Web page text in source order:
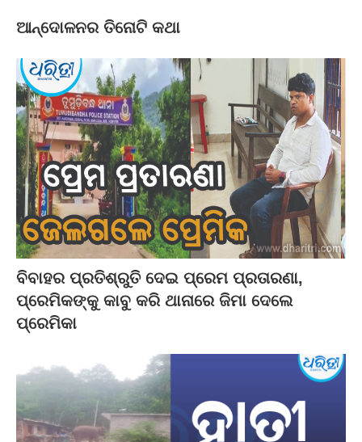
ଆନ୍ଦୋଳନର ତିନୋଟି କଥା
ବିବାହର ପ୍ରତିଶ୍ରୁତି ଦେଇ ପ୍ରେମ ପ୍ରତାରଣା,
ପ୍ରେମିକଙ୍କୁ କାବୁ କରି ଥାନାରେ ଜିମା ଦେଲେ
ପ୍ରେମିକା